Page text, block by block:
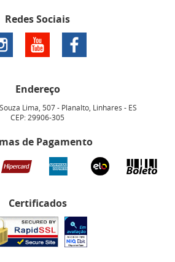
Redes Sociais
Endereço
Lima, 507- Planalto, Linhares - ES
CEP: 29906-305
de Pagamento
Certificados